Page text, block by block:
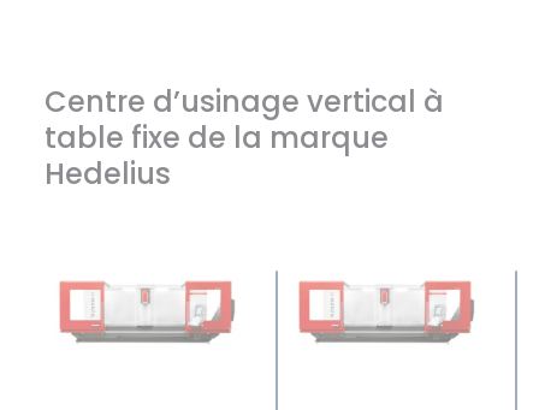
Centre d’usinage vertical à
table fixe de la marque
Hedelius